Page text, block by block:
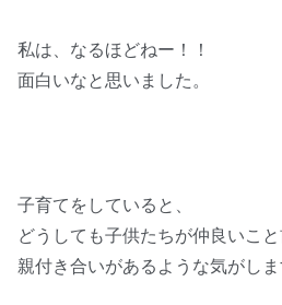
私は、なるほどねー！！
面白いなと思いました。
子育てをしていると、
どうしても子供たちが仲良いこ
親付き合いがあるような気がしま